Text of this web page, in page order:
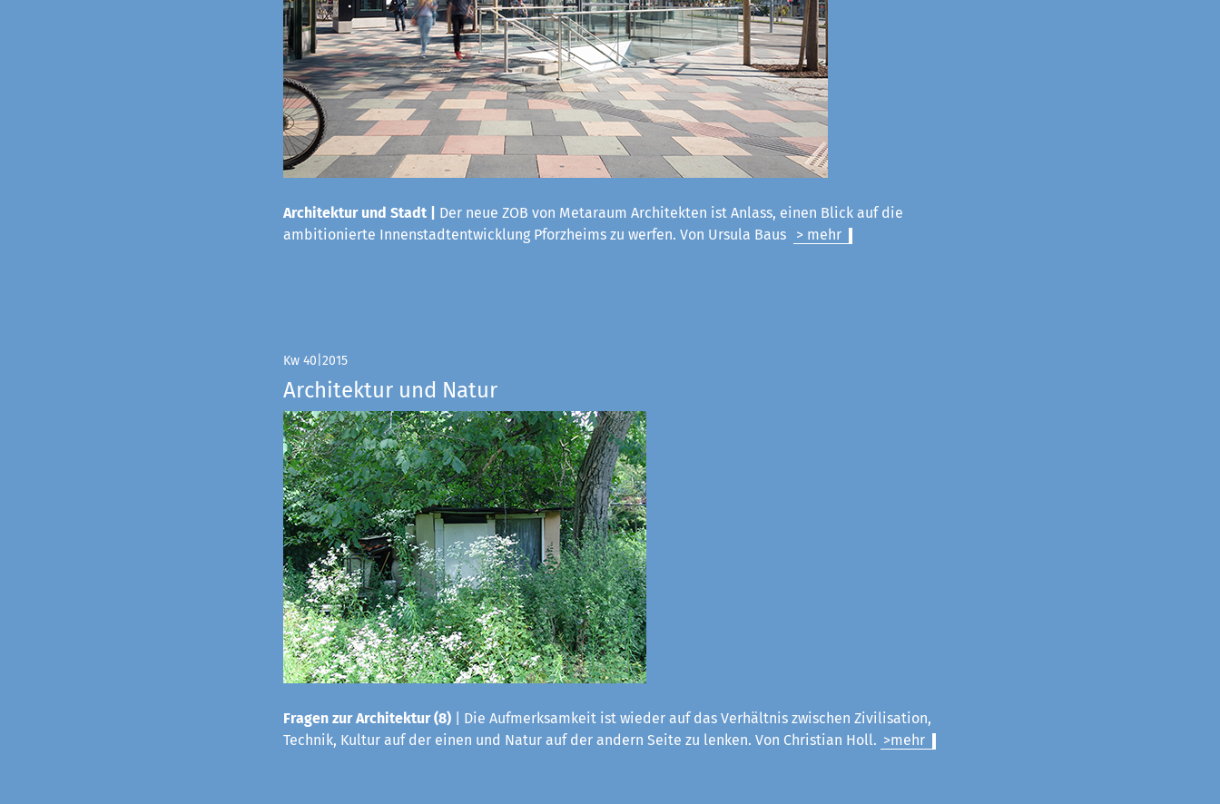
Architektur und Stadt |
Der neue ZOB von Metaraum Architekten ist Anlass, einen Blick auf die
ambitionierte Innenstadtentwicklung Pforzheims zu werfen. Von Ursula Baus
> mehr
Kw 40|2015
Architektur und Natur
Fragen zur Architektur (8) | Die Aufmerksamkeit ist wieder auf das Verhältnis zwischen Zivilisation,
Technik, Kultur auf der einen und Natur auf der andern Seite zu lenken. Von Christian Holl. >mehr